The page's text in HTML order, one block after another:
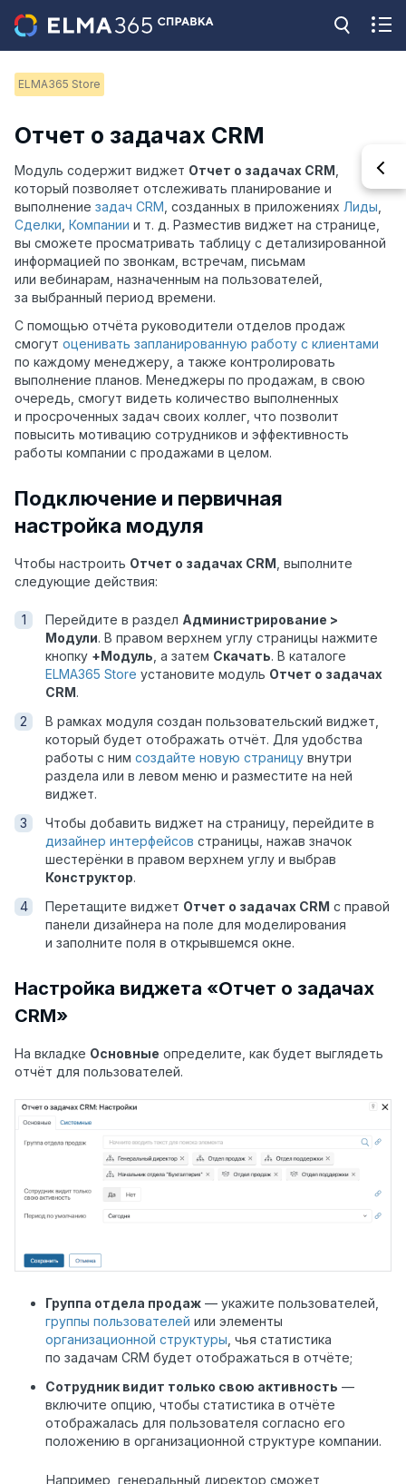
ELMA365 Store
Отчет о задачах CRM
Модуль содержит виджет Отчет о задачах CRM
который позволяет отслеживать планирование и
выполнение задач CRM , созданных в приложениях Лиды
Сделки Компании и т. д. Разместив виджет на странице,
вы сможете просматривать таблицу с детализированной
информацией по звонкам, встречам, письмам
или вебинарам, назначенным на пользователей,
за выбранный период времени.
С помощью отчёта руководители отделов продаж
смогут оценивать запланированную работу с клиентами
по каждому менеджеру, а также контролировать
выполнение планов. Менеджеры по продажам, в свою
очередь, смогут видеть количество выполненных
и просроченных задач своих коллег, что позволит
повысить мотивацию сотрудников и эффективность
работы компании с продажами в целом.
Подключение и первичная
настройка модуля
Чтобы настроить Отчет о задачах CRM , выполните
следующие действия:
Перейдите в раздел Администрирование >
Модули. В правом верхнем углу страницы нажмите
кнопку +Модуль, а затем Скачать. В каталоге
ELMA365 Store установите модуль Отчет о задачах
CRM .
В рамках модуля создан пользовательский виджет,
который будет отображать отчёт. Для удобства
работы с ним создайте новую страницу внутри
раздела или в левом меню и разместите на ней
виджет.
Чтобы добавить виджет на страницу, перейдите в
дизайнер интерфейсов страницы, нажав значок
шестерёнки в правом верхнем углу и выбрав
Конструктор.
Перетащите виджет Отчет о задачах CRM с правой
панели дизайнера на поле для моделирования
и заполните поля в открывшемся окне.
Настройка виджета «Отчет о задачах
CRM»
На вкладке Основные определите, как будет выглядеть
отчёт для пользователей.
Группа отдела продаж — укажите пользователей,
группы пользователей или элементы
организационной структуры, чья статистика
по задачам CRM будет отображаться в отчёте;
Сотрудник видит только свою активность —
включите опцию, чтобы статистика в отчёте
отображалась для пользователя согласно его
положению в организационной структуре компании.
Например, генеральный директор сможет